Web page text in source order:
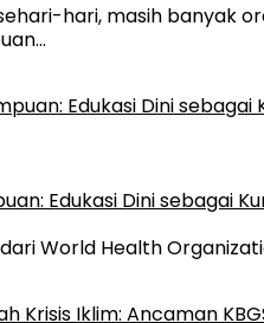
hari, masih banyak
Edukasi Dini sebagai
World Health